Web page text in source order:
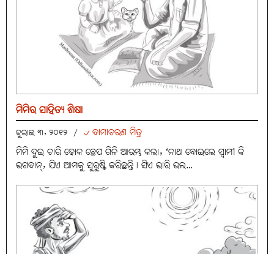
ମିମିର ସାହିତ୍ୟ ଶିକ୍ଷା
ଜୁଲାଇ ୩, ୨୦୧୨ / ୰ ବାମାଚରଣ ମିତ୍ର
ମିମି ଦୁଇ ଚାରି ଢୋକ ଛେପ ଗିଳି ଆରମ୍ଭ କଲା, ‘ନାଥ ବୋଇଲେ ସ୍ୱାମୀ କି
ଭଗବାନ୍‌, ଯିଏ ଆମକୁ ସୁରୁଷ୍ଟି କରିଛନ୍ତି। ସିଏ ଭାରି ଭଲ…